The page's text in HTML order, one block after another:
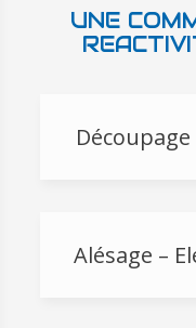
UNE
Alésage –